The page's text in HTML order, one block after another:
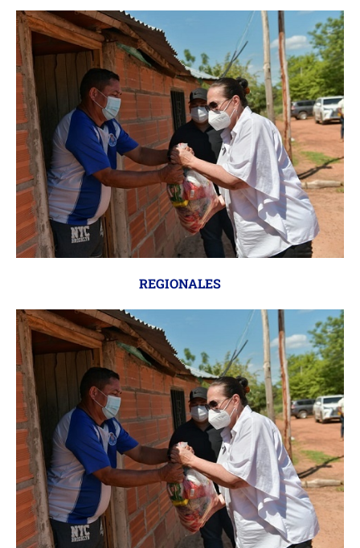
REGIONALES